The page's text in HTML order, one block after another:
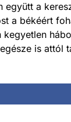
együtt a
a békéért
kegyetlen
is attól